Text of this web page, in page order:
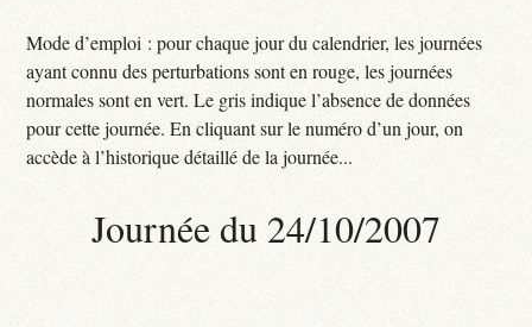
Mode d’emploi : pour chaque jour du calendrier, les journées
ayant connu des perturbations sont en rouge, les journées
normales sont en vert. Le gris indique l’absence de données
pour cette journée. En cliquant sur le numéro d’un jour, on
accède à l’historique détaillé de la journée...
Journée du 24/10/2007